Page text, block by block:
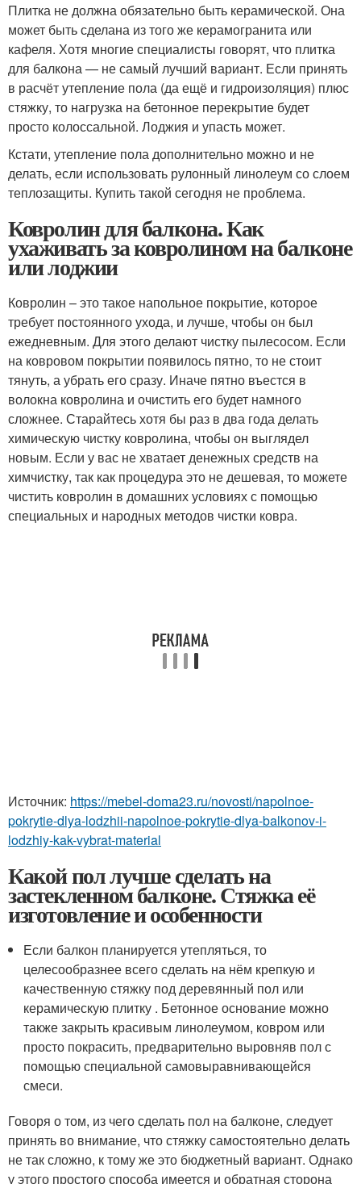
Плитка не должна обязательно быть керамической. Она
может быть сделана из того же керамогранита или
кафеля. Хотя многие специалисты говорят, что плитка
для балкона — не самый лучший вариант. Если принять
в расчёт утепление пола (да ещё и гидроизоляция) плюс
стяжку, то нагрузка на бетонное перекрытие будет
просто колоссальной. Лоджия и упасть может.
Кстати, утепление пола дополнительно можно и не
делать, если использовать рулонный линолеум со слоем
теплозащиты. Купить такой сегодня не проблема.
Ковролин для балкона. Как
ухаживать за ковролином на балконе
или лоджии
Ковролин – это такое напольное покрытие, которое
требует постоянного ухода, и лучше, чтобы он был
ежедневным. Для этого делают чистку пылесосом. Если
на ковровом покрытии появилось пятно, то не стоит
тянуть, а убрать его сразу. Иначе пятно въестся в
волокна ковролина и очистить его будет намного
сложнее. Старайтесь хотя бы раз в два года делать
химическую чистку ковролина, чтобы он выглядел
новым. Если у вас не хватает денежных средств на
химчистку, так как процедура это не дешевая, то можете
чистить ковролин в домашних условиях с помощью
специальных и народных методов чистки ковра.
Источник: https://mebel-doma23.ru/novosti/napolnoe-
pokrytie-dlya-lodzhii-napolnoe-pokrytie-dlya-balkonov-i-
lodzhiy-kak-vybrat-material
Какой пол лучше сделать на
застекленном балконе. Стяжка её
изготовление и особенности
Если балкон планируется утепляться, то
целесообразнее всего сделать на нём крепкую и
качественную стяжку под деревянный пол или
керамическую плитку . Бетонное основание можно
также закрыть красивым линолеумом, ковром или
просто покрасить, предварительно выровняв пол с
помощью специальной самовыравнивающейся
смеси.
Говоря о том, из чего сделать пол на балконе, следует
принять во внимание, что стяжку самостоятельно делать
не так сложно, к тому же это бюджетный вариант. Однако
у этого простого способа имеется и обратная сторона